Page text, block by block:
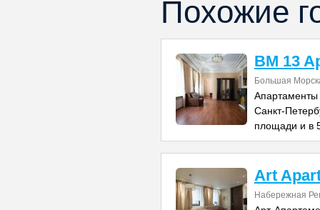
Похожие
BM 13
Большая
Санкт-
площади и в
Art
Набережная